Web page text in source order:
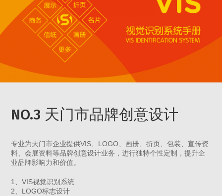
NO.3 天门市品牌创意设计
专业为天门市企业提供VIS、LOGO、画册、折页、包装、宣传资
料、会展资料等品牌创意设计业务，进行独特个性定制，提升企
业品牌影响力和价值。
1、VIS视觉识别系统
2、LOGO标志设计